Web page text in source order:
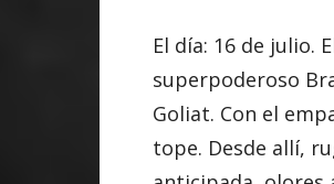
El día: 16 de julio.
superpoderoso
Goliat. Con el
tope. Desde allí,